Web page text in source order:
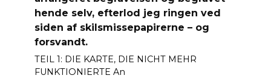
hende selv, efterlod jeg ringen ved
siden af ​​skilsmissepapirerne – og
forsvandt.
TEIL 1: DIE KARTE, DIE NICHT MEHR
FUNKTIONIERTE An